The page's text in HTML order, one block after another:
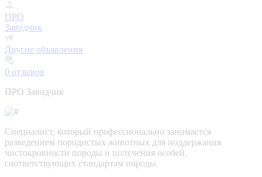
ПРО
Заводчик
Другие объявления
0 отзывов
ПРО Заводчик
Специалист, который профессионально занимается
разведением породистых животных для поддержания
чистокровности породы и получения особей,
соответствующих стандартам породы.